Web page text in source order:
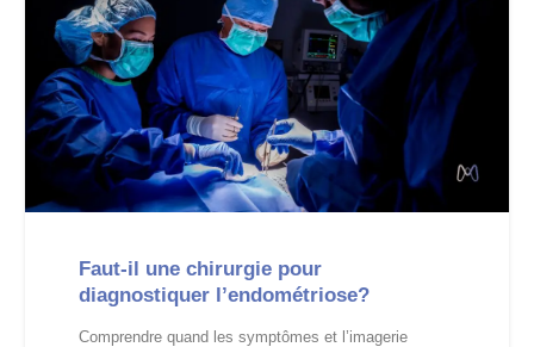
Faut-il une chirurgie pour
diagnostiquer l’endométriose?
Comprendre quand les symptômes et l’imagerie